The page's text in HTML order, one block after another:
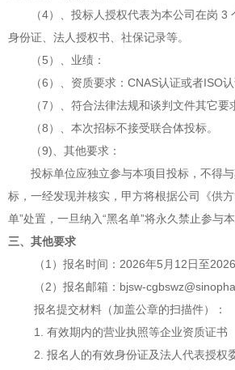
（4）、投标人授权代表为本公司在岗 3
身份证、法人授权书、社保记录等。
（5）、业绩：
（6）、资质要求：CNAS认证或者ISO
（7）、符合法律法规和谈判文件其它要
（8）、本次招标不接受联合体投标。
（9)、其他要求：
投标单位应独立参与本项目投标，不得
标，一经发现并核实，甲方将根据公司《供
单”处置，一旦纳入“黑名单”将永久禁止参与
三、其他要求
（1）报名时间：2026年5月12日至202
（2）报名邮箱：bjsw-
报名提交材料（加盖公章的扫描件）：
1. 有效期内的营业执照等企业资质证书
2. 报名人的有效身份证及法人代表授权